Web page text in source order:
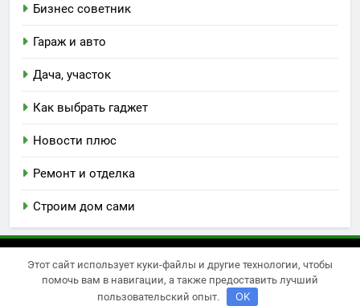
Бизнес советник
Гараж и авто
Дача, участок
Как выбрать гаджет
Новости плюс
Ремонт и отделка
Строим дом сами
Newsmatic - новостная тема для WordPress 2026.
Powered ByBlazeThemes.
Этот сайт использует куки-файлы и другие технологии, чтобы
помочь вам в навигации, а также предоставить лучший
пользовательский опыт.
OK